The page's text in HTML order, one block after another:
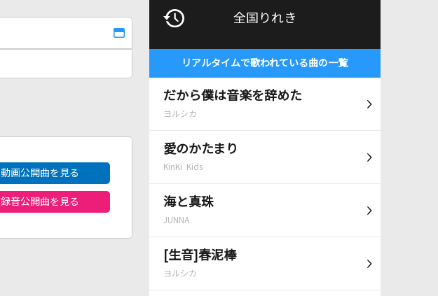
全国りれき
リアルタイムで歌われている曲の一覧
だから僕は音楽を辞めた
ヨルシカ
愛のかたまり
KinKi Kids
海と真珠
JUNNA
[生音]春泥棒
ヨルシカ
動画公開曲を見る
録音公開曲を見る